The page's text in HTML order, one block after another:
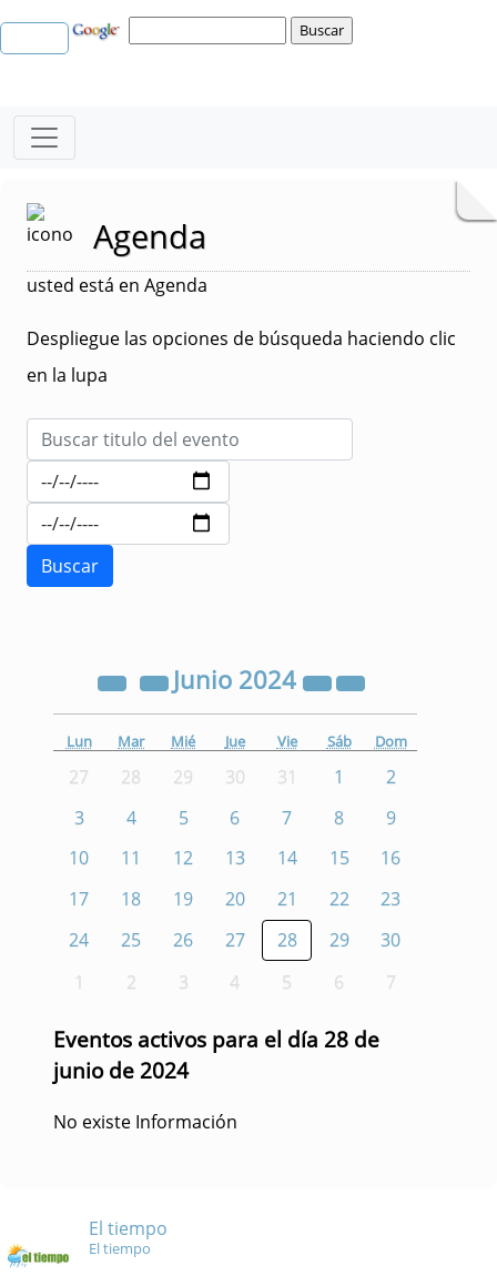
Agenda
usted está en Agenda
Despliegue las opciones de búsqueda haciendo clic
en la lupa
Junio 2024
Lun Mar Mié Jue Vie Sáb Dom
27 28 29 30 31 1
2
3
4 5 6 7 8
9
10
11 12 13 14 15
16
17
18 19 20 21 22
23
24
25 26 27 28 29
30
1
2 3 4 5 6 7
Eventos activos para el día 28 de
junio de 2024
No existe Información
El tiempo
El tiempo